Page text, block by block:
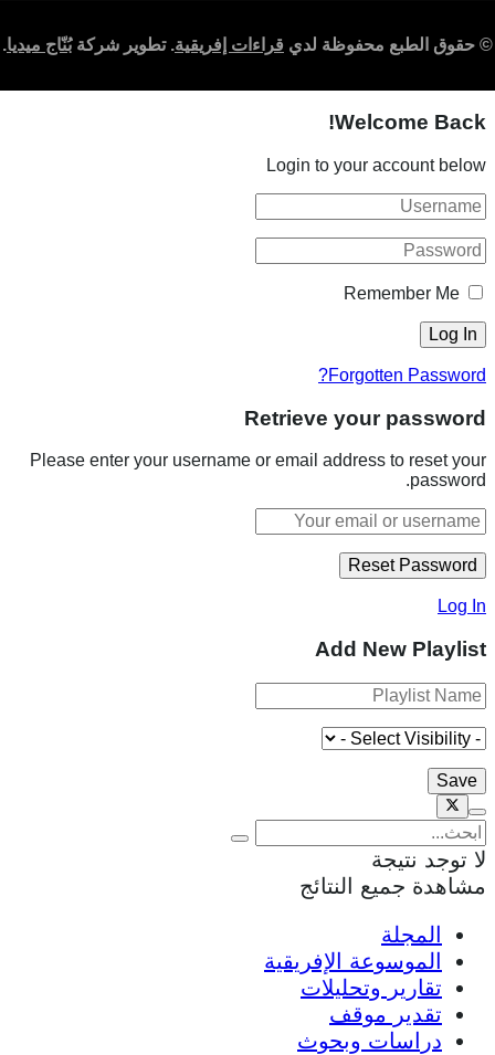
© حقوق الطبع محفوظة لدي قراءات إفريقية. تطوير شركةبُنّاج ميديا.
Welcome Back!
Login to your account below
Remember Me
Forgotten Password?
Retrieve your password
Please enter your username or email address to reset your
password.
Log In
Add New Playlist
لا توجد نتيجة
مشاهدة جميع النتائج
المجلة
الموسوعة الإفريقية
تقارير وتحليلات
تقدير موقف
دراسات وبحوث